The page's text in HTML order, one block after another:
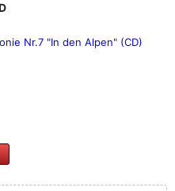
Nr.7 "In den Alpen" (CD)